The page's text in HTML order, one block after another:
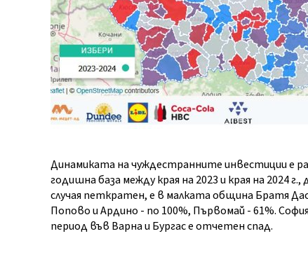
Динамиката на чуждестранните инвестиции е
годишна база между края на 2023 и края на 2024
случая петкратен, е в малката община Братя
Попово и Ардино - по 100%, Първомай - 61%.
период във Варна и Бургас е отчетен спад.